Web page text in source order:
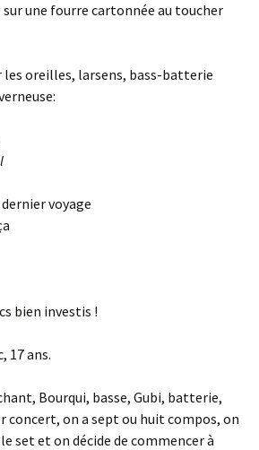
sur une fourre cartonnée au toucher
les oreilles, larsens, bass-batterie
voyage
bien investis !
17 ans.
Bourqui, basse, Gubi, batterie,
concert, on a sept ou huit compos, on
set et on décide de commencer à